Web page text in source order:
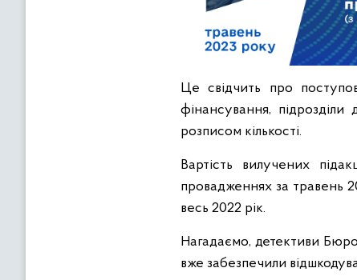
Це свідчить про
фінансування,
розписом кількості.
Вартість вилучених
провадженнях за травень
весь 2022 рік.
Нагадаємо, детективи
вже забезпечили